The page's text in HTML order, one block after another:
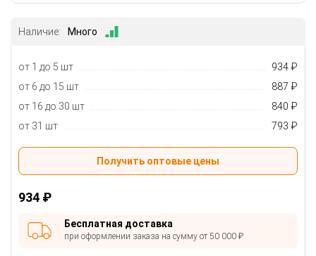
Наличие: Много
от 1 до 5 шт
934 ₽
от 6 до 15 шт
887 ₽
от 16 до 30 шт
840 ₽
от 31 шт
793 ₽
Получить оптовые цены
934 ₽
Бесплатная доставка
при оформлении заказа на сумму от 50 000 ₽